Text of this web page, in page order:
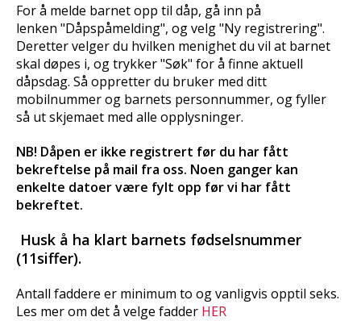
For å melde barnet opp til dåp, gå inn på
lenken "Dåpspåmelding", og velg "Ny registrering".
Deretter velger du hvilken menighet du vil at barnet
skal døpes i, og trykker "Søk" for å finne aktuell
dåpsdag. Så oppretter du bruker med ditt
mobilnummer og barnets personnummer, og fyller
så ut skjemaet med alle opplysninger.
NB! Dåpen er ikke registrert før du har fått
bekreftelse på mail fra oss. Noen ganger kan
enkelte datoer være fylt opp før vi har fått
bekreftet.
Husk å ha klart barnets fødselsnummer
(11siffer).
Antall faddere er minimum to og vanligvis opptil seks.
Les mer om det å velge fadder HER